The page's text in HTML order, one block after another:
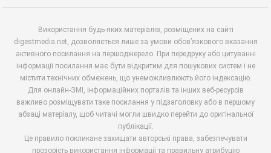
Використання будь-яких матеріалів, розміщених на сайті
digestmedia.net, дозволяється лише за умови обов’язкового вказання
активного посилання на першоджерело. При передруку або цитуванні
інформації посилання має бути відкритим для пошукових систем і не
містити технічних обмежень, що унеможливлюють його індексацію.
Для онлайн-ЗМІ, інформаційних порталів та інших веб-ресурсів
важливо розміщувати таке посилання у підзаголовку або в першому
абзаці матеріалу, щоб читачі могли швидко перейти до оригінальної
публікації.
Це правило покликане захищати авторські права, забезпечувати
прозорість використання інформації та правильну атрибуцію